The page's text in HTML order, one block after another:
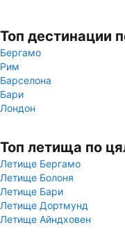
Топ дестинации
Бергамо
Рим
Барселона
Бари
Лондон
Топ летища по
Летище Бергамо
Летище Болоня
Летище Бари
Летище Дортмунд
Летище Айндховен